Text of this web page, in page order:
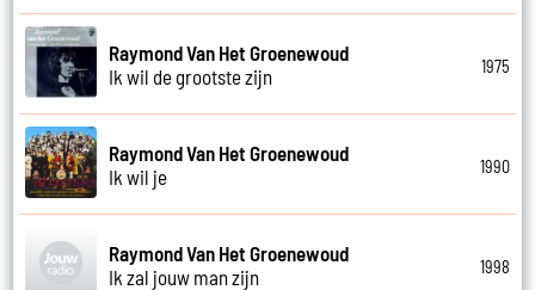
Raymond Van Het Groenewoud
Ik wil de grootste zijn
1975
Raymond Van Het Groenewoud
Ik wil je
1990
Raymond Van Het Groenewoud
Ik zal jouw man zijn
1998